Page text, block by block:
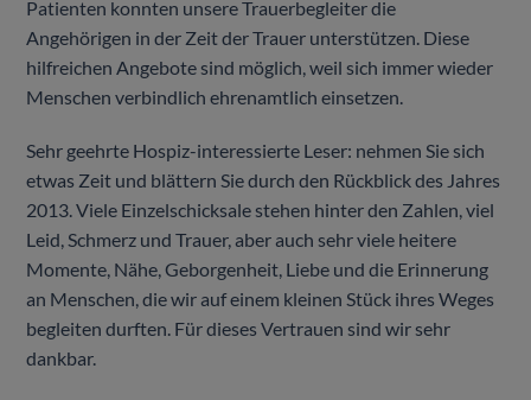
Patienten konnten unsere Trauerbegleiter die
Angehörigen in der Zeit der Trauer unterstützen. Diese
hilfreichen Angebote sind möglich, weil sich immer wieder
Menschen verbindlich ehrenamtlich einsetzen.
Sehr geehrte Hospiz-interessierte Leser: nehmen Sie sich
etwas Zeit und blättern Sie durch den Rückblick des Jahres
2013. Viele Einzelschicksale stehen hinter den Zahlen, viel
Leid, Schmerz und Trauer, aber auch sehr viele heitere
Momente, Nähe, Geborgenheit, Liebe und die Erinnerung
an Menschen, die wir auf einem kleinen Stück ihres Weges
begleiten durften. Für dieses Vertrauen sind wir sehr
dankbar.